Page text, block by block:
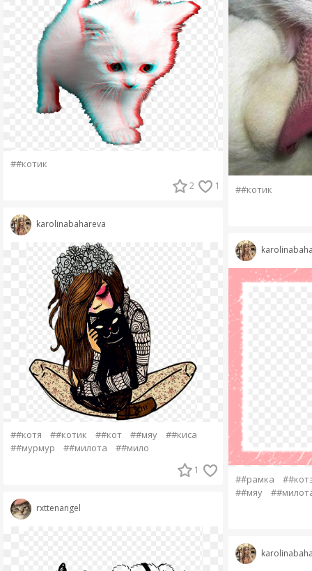
##котик
2 1
karolinabahareva
##котя ##котик ##кот ##мяу
##киса
##мурмур
##милота ##мило
1
rxttenangel
##котик
##рамка
##мяу